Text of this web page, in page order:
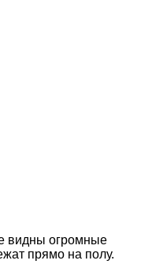
видны огромные
прямо на полу.